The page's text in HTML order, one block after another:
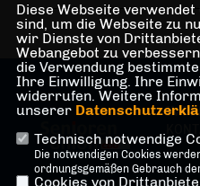
Diese Webseite
sind, um die Webseite zu
wir Dienste von
Webangebot zu
die Verwendung
Ihre Einwilligung. Ihre
widerrufen. Weitere
unserer
Technisch notwendige
Die notwendigen Cookies
ordnungsgemäßen Gebrauch
Cookies von